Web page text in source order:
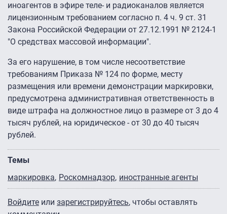
иноагентов в эфире теле- и радиоканалов является
лицензионным требованием согласно п. 4 ч. 9 ст. 31
Закона Российской Федерации от 27.12.1991 № 2124-1
"О средствах массовой информации".
За его нарушение, в том числе несоответствие
требованиям Приказа № 124 по форме, месту
размещения или времени демонстрации маркировки,
предусмотрена административная ответственность в
виде штрафа на должностное лицо в размере от 3 до 4
тысяч рублей, на юридическое - от 30 до 40 тысяч
рублей.
Темы
маркировка Роскомнадзор иностранные агенты
Войдите или зарегистрируйтесь, чтобы оставлять